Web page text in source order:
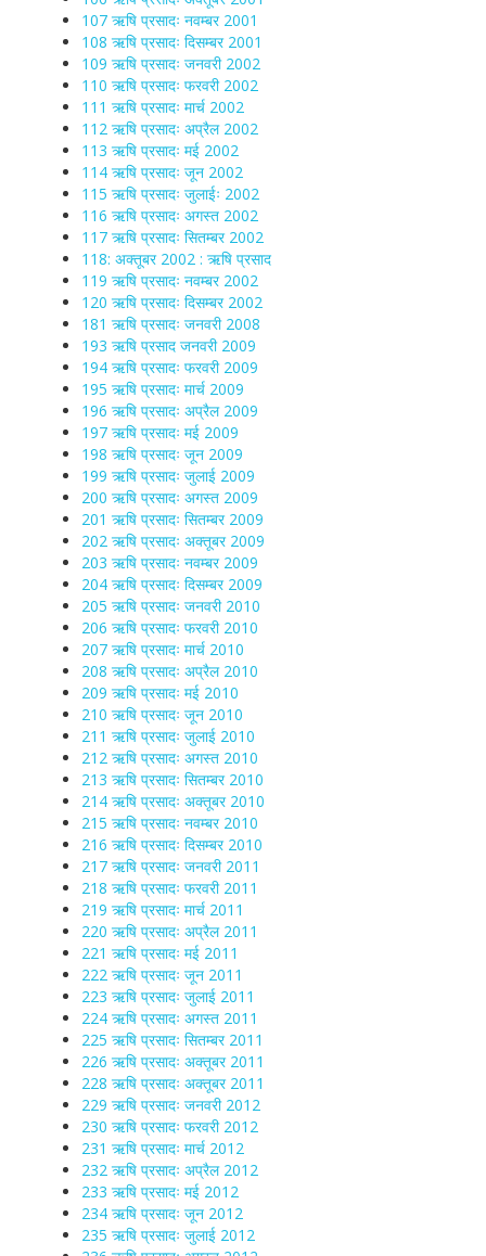
107 ऋषि प्रसादः नवम्बर 2001
108 ऋषि प्रसादः दिसम्बर 2001
109 ऋषि प्रसादः जनवरी 2002
110 ऋषि प्रसादः फरवरी 2002
111 ऋषि प्रसादः मार्च 2002
112 ऋषि प्रसादः अप्रैल 2002
113 ऋषि प्रसादः मई 2002
114 ऋषि प्रसादः जून 2002
115 ऋषि प्रसादः जुलाईः 2002
116 ऋषि प्रसादः अगस्त 2002
117 ऋषि प्रसादः सितम्बर 2002
118: अक्तूबर 2002 : ऋषि प्रसाद
119 ऋषि प्रसादः नवम्बर 2002
120 ऋषि प्रसादः दिसम्बर 2002
181 ऋषि प्रसादः जनवरी 2008
193 ऋषि प्रसाद जनवरी 2009
194 ऋषि प्रसादः फरवरी 2009
195 ऋषि प्रसादः मार्च 2009
196 ऋषि प्रसादः अप्रैल 2009
197 ऋषि प्रसादः मई 2009
198 ऋषि प्रसादः जून 2009
199 ऋषि प्रसादः जुलाई 2009
200 ऋषि प्रसादः अगस्त 2009
201 ऋषि प्रसादः सितम्बर 2009
202 ऋषि प्रसादः अक्तूबर 2009
203 ऋषि प्रसादः नवम्बर 2009
204 ऋषि प्रसादः दिसम्बर 2009
205 ऋषि प्रसादः जनवरी 2010
206 ऋषि प्रसादः फरवरी 2010
207 ऋषि प्रसादः मार्च 2010
208 ऋषि प्रसादः अप्रैल 2010
209 ऋषि प्रसादः मई 2010
210 ऋषि प्रसादः जून 2010
211 ऋषि प्रसादः जुलाई 2010
212 ऋषि प्रसादः अगस्त 2010
213 ऋषि प्रसादः सितम्बर 2010
214 ऋषि प्रसादः अक्तूबर 2010
215 ऋषि प्रसादः नवम्बर 2010
216 ऋषि प्रसादः दिसम्बर 2010
217 ऋषि प्रसादः जनवरी 2011
218 ऋषि प्रसादः फरवरी 2011
219 ऋषि प्रसादः मार्च 2011
220 ऋषि प्रसादः अप्रैल 2011
221 ऋषि प्रसादः मई 2011
222 ऋषि प्रसादः जून 2011
223 ऋषि प्रसादः जुलाई 2011
224 ऋषि प्रसादः अगस्त 2011
225 ऋषि प्रसादः सितम्बर 2011
226 ऋषि प्रसादः अक्तूबर 2011
228 ऋषि प्रसादः अक्तूबर 2011
229 ऋषि प्रसादः जनवरी 2012
230 ऋषि प्रसादः फरवरी 2012
231 ऋषि प्रसादः मार्च 2012
232 ऋषि प्रसादः अप्रैल 2012
233 ऋषि प्रसादः मई 2012
234 ऋषि प्रसादः जून 2012
235 ऋषि प्रसादः जुलाई 2012